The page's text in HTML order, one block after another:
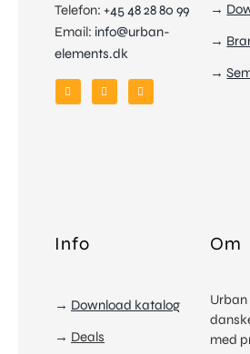
Telefon: +45 48 28 80 99
Email: info@urban-
elements.dk
→
→
→
Info
→ Download katalog
→ Deals
Om
Urban
med
Downloads